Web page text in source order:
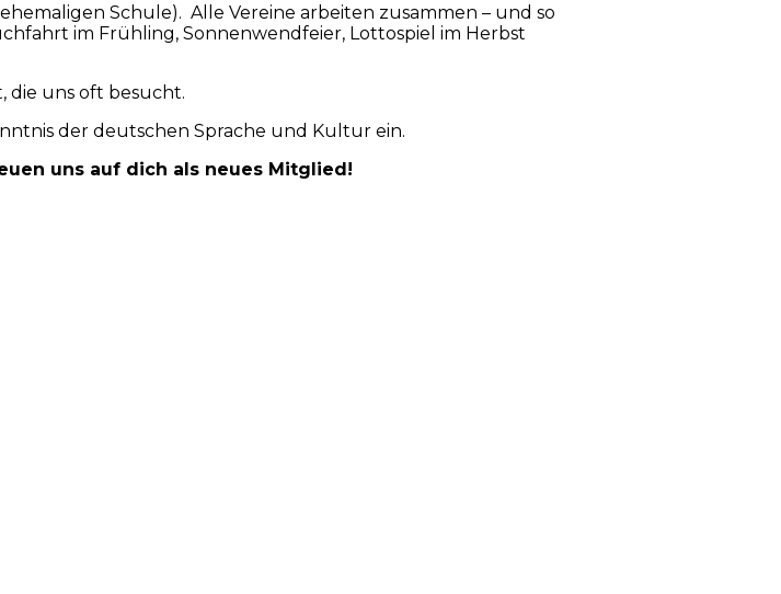
Schule). Alle Vereine arbeiten zusammen – und so
im Frühling, Sonnenwendfeier, Lottospiel im Herbst
die uns oft besucht.
der deutschen Sprache und Kultur ein.
uns auf dich als neues Mitglied!